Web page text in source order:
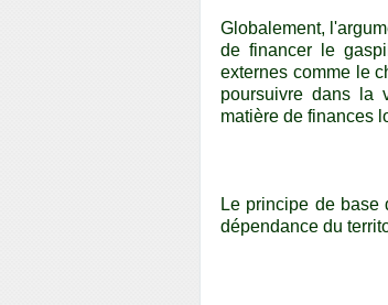
Globalement,
de financer le
externes comme le
poursuivre dans la
matière de finances
Le principe de
dépendance du